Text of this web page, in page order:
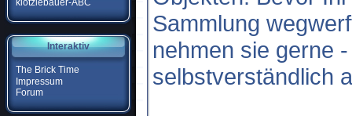
Interaktiv
The Brick Time
Impressum
Forum
Sammlung
nehmen sie gerne
selbstverständlich